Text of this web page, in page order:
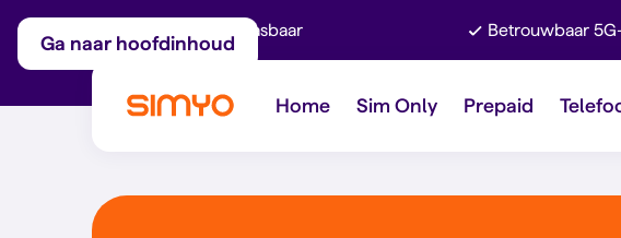
Ga naar hoofdinhoud
Maandelijks aanpasbaar Betrouwbaar
Home Sim Only Prepaid